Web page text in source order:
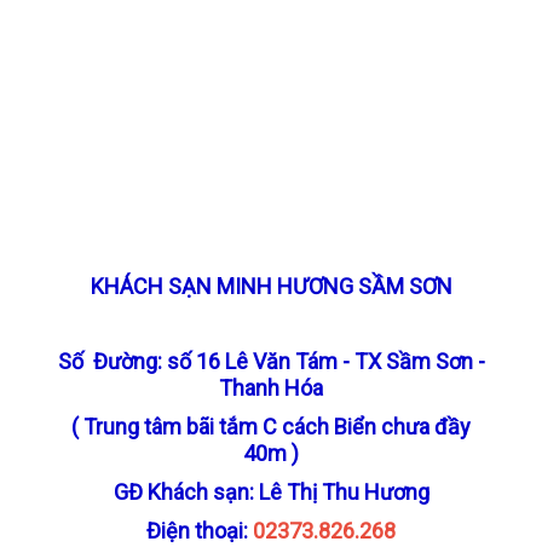
KHÁCH SẠN MINH HƯƠNG SẦM SƠN
Số Đường: số 16 Lê Văn Tám - TX Sầm Sơn -
Thanh Hóa
( Trung tâm bãi tắm C cách Biển chưa đầy
40m )
GĐ Khách sạn: Lê Thị Thu Hương
Điện thoại: 02373.826.268